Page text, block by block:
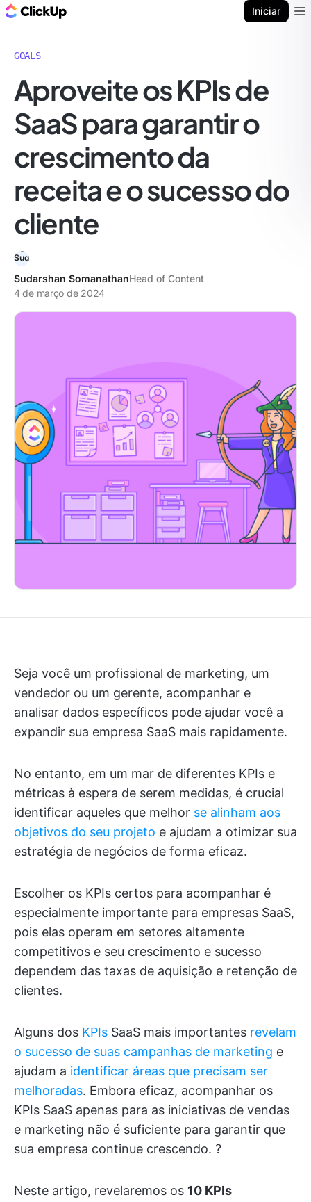
Iniciar
GOALS
Aproveite os KPIs de
SaaS para garantir o
crescimento da
receita e o sucesso do
cliente
Sudarshan SomanathanHead of Content
4 de março de 2024
Seja você um profissional de marketing, um
vendedor ou um gerente, acompanhar e
analisar dados específicos pode ajudar você a
expandir sua empresa SaaS mais rapidamente.
No entanto, em um mar de diferentes KPIs e
métricas à espera de serem medidas, é crucial
identificar aqueles que melhor se alinham aos
objetivos do seu projeto e ajudam a otimizar sua
estratégia de negócios de forma eficaz.
Escolher os KPIs certos para acompanhar é
especialmente importante para empresas SaaS,
pois elas operam em setores altamente
competitivos e seu crescimento e sucesso
dependem das taxas de aquisição e retenção de
clientes.
Alguns dos KPIs SaaS mais importantes revelam
o sucesso de suas campanhas de marketing e
ajudam a identificar áreas que precisam ser
melhoradas. Embora eficaz, acompanhar os
KPIs SaaS apenas para as iniciativas de vendas
e marketing não é suficiente para garantir que
sua empresa continue crescendo. ?
Neste artigo, revelaremos os 10 KPIs